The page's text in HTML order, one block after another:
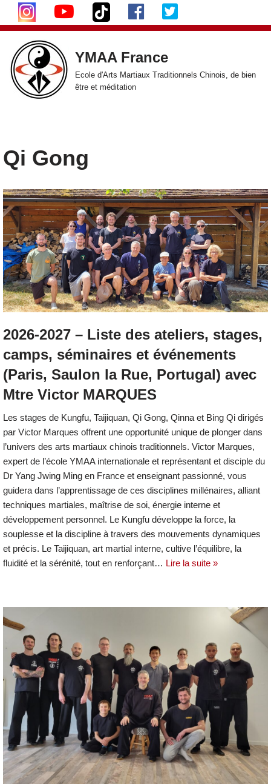
Aller
au
contenu
YMAA France
Ecole d'Arts Martiaux Traditionnels Chinois, de bien
être et méditation
Qi Gong
2026-2027 – Liste des ateliers, stages,
camps, séminaires et événements
(Paris, Saulon la Rue, Portugal) avec
Mtre Victor MARQUES
Les stages de Kungfu, Taijiquan, Qi Gong, Qinna et Bing Qi dirigés
par Victor Marques offrent une opportunité unique de plonger dans
l’univers des arts martiaux chinois traditionnels. Victor Marques,
expert de l’école YMAA internationale et représentant et disciple du
Dr Yang Jwing Ming en France et enseignant passionné, vous
guidera dans l’apprentissage de ces disciplines millénaires, alliant
techniques martiales, maîtrise de soi, énergie interne et
développement personnel. Le Kungfu développe la force, la
souplesse et la discipline à travers des mouvements dynamiques
et précis. Le Taijiquan, art martial interne, cultive l’équilibre, la
fluidité et la sérénité, tout en renforçant… Lire la suite »